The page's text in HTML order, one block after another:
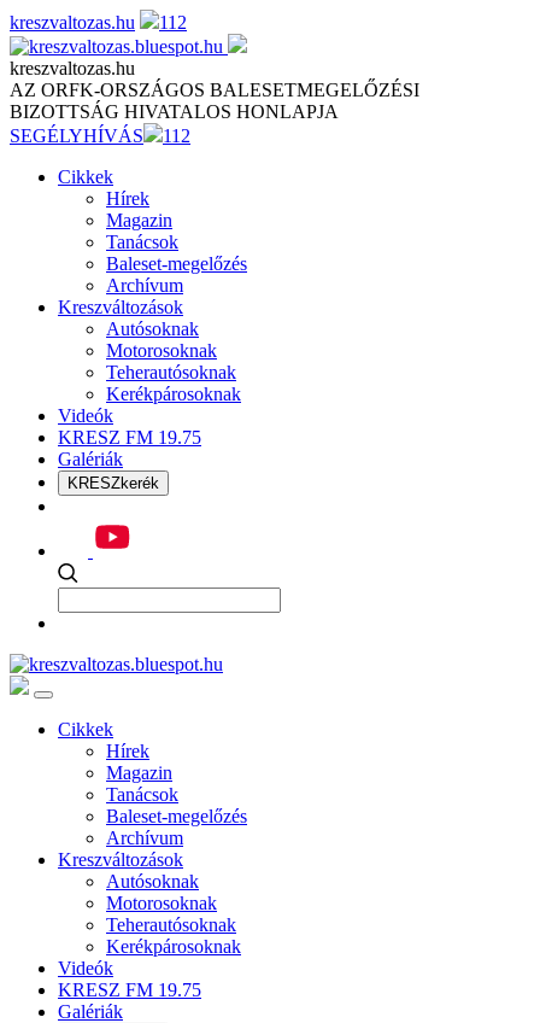
Skip
to
content
kreszvaltozas.hu 112
kreszvaltozas.hu
AZ ORFK-ORSZÁGOS BALESETMEGELŐZÉSI
BIZOTTSÁG HIVATALOS HONLAPJA
SEGÉLYHÍVÁS
112
Cikkek
Hírek
Magazin
Tanácsok
Baleset-megelőzés
Archívum
Kreszváltozások
Autósoknak
Motorosoknak
Teherautósoknak
Kerékpárosoknak
Videók
KRESZ FM 19.75
Galériák
KRESZkerék
Cikkek
Hírek
Magazin
Tanácsok
Baleset-megelőzés
Archívum
Kreszváltozások
Autósoknak
Motorosoknak
Teherautósoknak
Kerékpárosoknak
Videók
KRESZ FM 19.75
Galériák